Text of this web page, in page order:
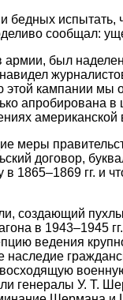
сообщал:
был
кампании
апробирована
договор,
гг. и
создающий
в 1943–1945
ведения
генералы У.